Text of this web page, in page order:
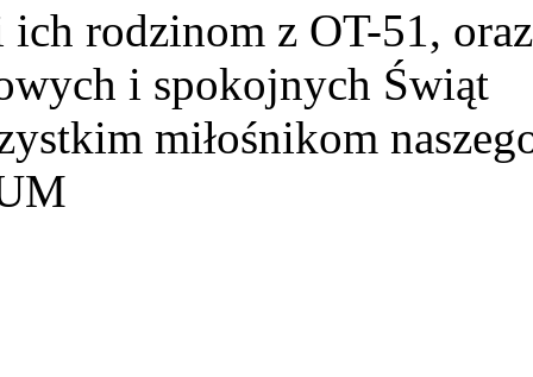
rodzinom z OT-51, oraz
i spokojnych Świąt
miłośnikom